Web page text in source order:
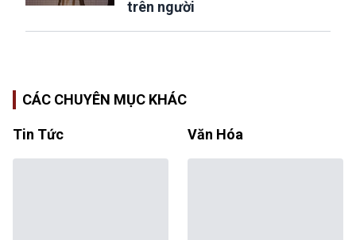
trên người
CÁC CHUYÊN MỤC KHÁC
Tin Tức Văn Hóa